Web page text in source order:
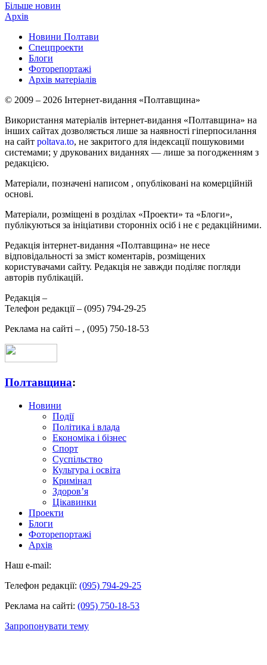
Більше новин
Архів
Новини Полтави
Спецпроекти
Блоги
Фоторепортажі
Архів матеріалів
© 2009 – 2026 Інтернет-видання «Полтавщина»
Використання матеріалів інтернет-видання «Полтавщина» на
інших сайтах дозволяється лише за наявності гіперпосилання
на сайт poltava.to, не закритого для індексації пошуковими
системами; у друкованих виданнях — лише за погодженням з
редакцією.
Матеріали, позначені написом , опубліковані на комерційній
основі.
Матеріали, розміщені в розділах «Проекти» та «Блоги»,
публікуються за ініціативи сторонніх осіб і не є редакційними.
Редакція інтернет-видання «Полтавщина» не несе
відповідальності за зміст коментарів, розміщених
користувачами сайту. Редакція не завжди поділяє погляди
авторів публікацій.
Редакція –
Телефон редакції – (095) 794-29-25
Реклама на сайті – , (095) 750-18-53
Полтавщина:
Новини
Події
Політика і влада
Економіка і бізнес
Спорт
Суспільство
Культура і освіта
Кримінал
Здоров’я
Цікавинки
Проекти
Блоги
Фоторепортажі
Архів
Наш e-mail:
Телефон редакції: (095) 794-29-25
Реклама на сайті: (095) 750-18-53
Запропонувати тему